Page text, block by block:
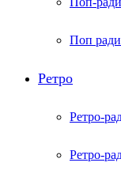
Поп
Ретро
Ретро-
Ретро-